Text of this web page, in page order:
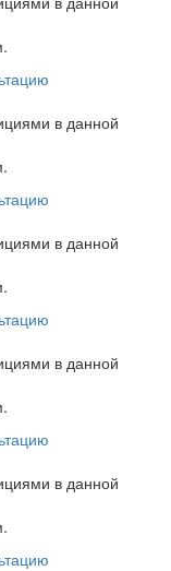
в данной
в данной
в данной
в данной